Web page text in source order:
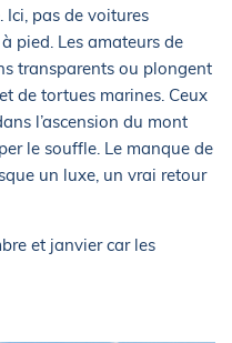
Ici, pas de voitures
pied. Les amateurs de
transparents ou plongent
de tortues marines. Ceux
l’ascension du mont
le souffle. Le manque de
un luxe, un vrai retour
et janvier car les